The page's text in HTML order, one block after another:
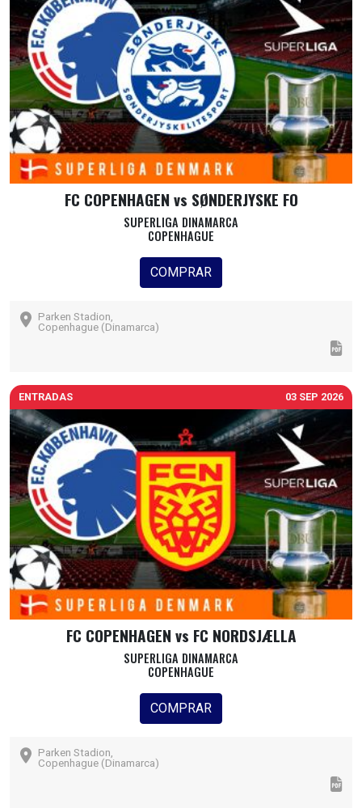
FC COPENHAGEN vs SØNDERJYSKE FO
SUPERLIGA DINAMARCA
COPENHAGUE
COMPRAR
Parken Stadion,
Copenhague (Dinamarca)
ENTRADAS 03 SEP 2026
FC COPENHAGEN vs FC NORDSJÆLLA
SUPERLIGA DINAMARCA
COPENHAGUE
COMPRAR
Parken Stadion,
Copenhague (Dinamarca)